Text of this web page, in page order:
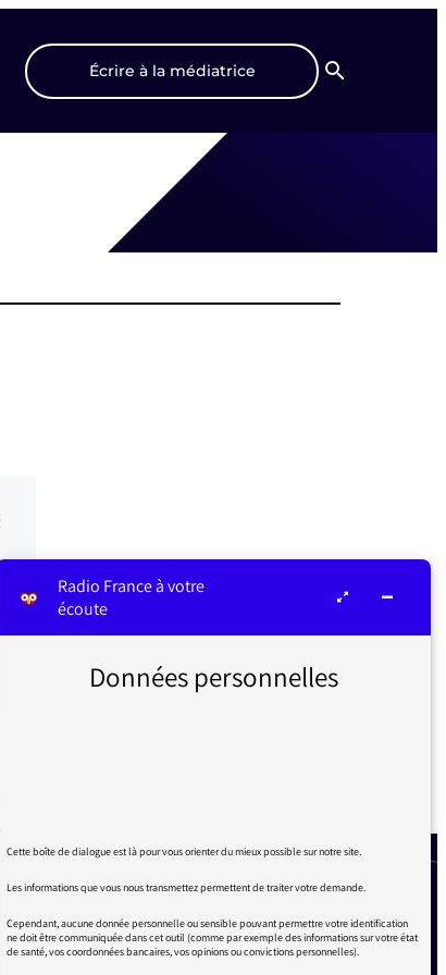
Écrire à la médiatrice
Recherche
Radio France à votre
écoute
Données personnelles
Cette boîte de dialogue est là pour vous orienter du mieux possible sur notre site.
Les informations que vous nous transmettez permettent de traiter votre demande.
Cependant, aucune donnée personnelle ou sensible pouvant permettre votre identification
ne doit être communiquée dans cet outil (comme par exemple des informations sur votre état
de santé, vos coordonnées bancaires, vos opinions ou convictions personnelles).